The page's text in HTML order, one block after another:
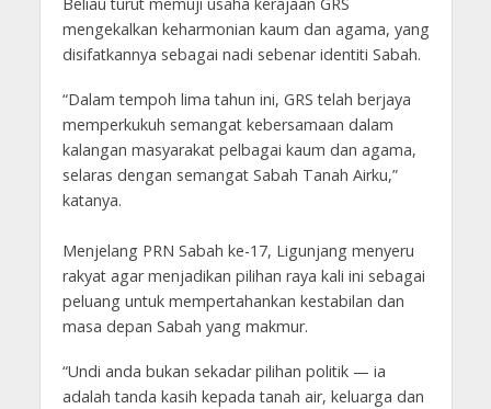
Beliau turut memuji usaha kerajaan GRS
mengekalkan keharmonian kaum dan agama, yang
disifatkannya sebagai nadi sebenar identiti Sabah.
“Dalam tempoh lima tahun ini, GRS telah berjaya
memperkukuh semangat kebersamaan dalam
kalangan masyarakat pelbagai kaum dan agama,
selaras dengan semangat Sabah Tanah Airku,”
katanya.
Menjelang PRN Sabah ke-17, Ligunjang menyeru
rakyat agar menjadikan pilihan raya kali ini sebagai
peluang untuk mempertahankan kestabilan dan
masa depan Sabah yang makmur.
“Undi anda bukan sekadar pilihan politik — ia
adalah tanda kasih kepada tanah air, keluarga dan